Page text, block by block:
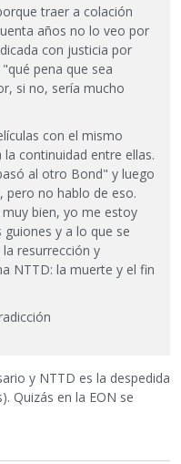
traer a colación
años no lo veo por
con justicia por
pena que sea
si no, sería mucho
con el mismo
continuidad entre ellas.
al otro Bond" y luego
pero no hablo de eso.
muy bien, yo me estoy
y a lo que se
resurrección y
NTTD: la muerte y el fin
y NTTD es la despedida
Quizás en la EON se